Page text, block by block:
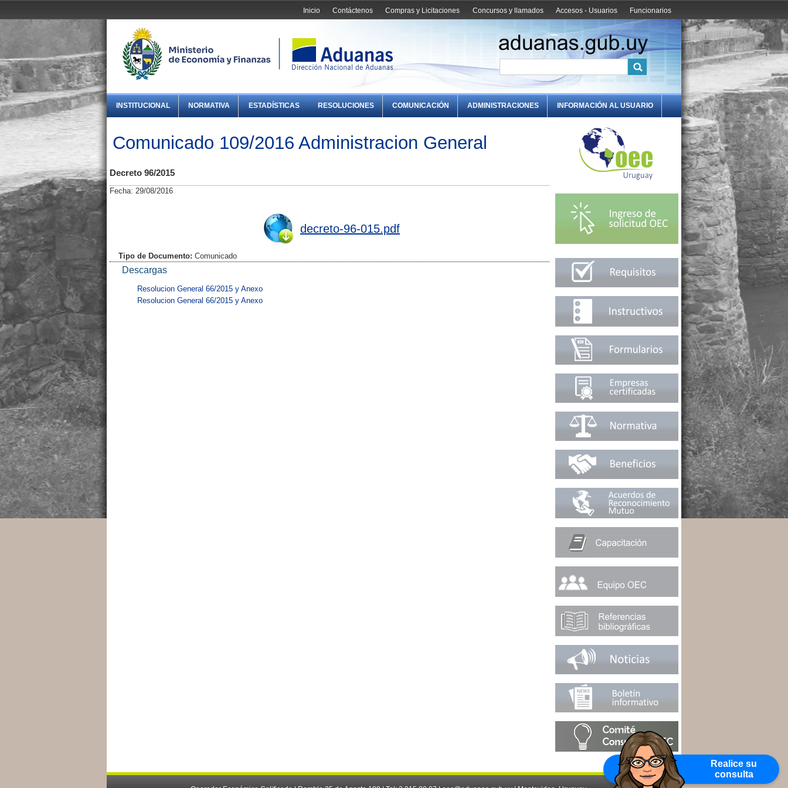
Funcionarios
Accesos - Usuarios
Concursos y llamados
Compras y Licitaciones
Contáctenos
Inicio
Realice su
consulta
INSTITUCIONAL NORMATIVA ESTADÍSTICAS RESOLUCIONES COMUNICACIÓN ADMINISTRACIONES INFORMACIÓN AL USUARIO
Comunicado 109/2016 Administracion General
Decreto 96/2015
Fecha: 29/08/2016
decreto-96-015.pdf
Tipo de Documento: Comunicado
Descargas
Resolucion General 66/2015 y Anexo
Resolucion General 66/2015 y Anexo